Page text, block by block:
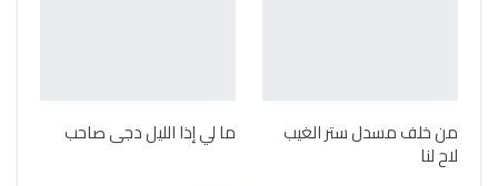
من خلف مسدل ستر الغيب
لاح لنا
ما لي إذا الليل دجى صاحب